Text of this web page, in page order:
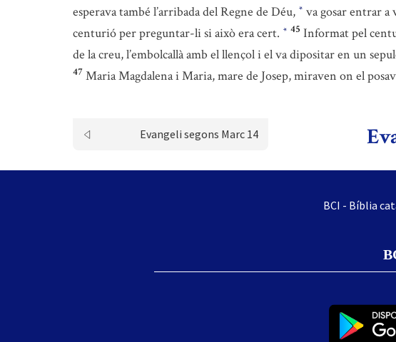
esperava també l’arribada del Regne de Déu, * va gosar entrar a
centurió per preguntar-li si això era cert. * 45 Informat pel
de la creu, l’embolcallà amb el llençol i el va dipositar en un
47 Maria Magdalena i Maria, mare de Josep, miraven on el
Evangeli segons Marc 14
BCI - Bíblia